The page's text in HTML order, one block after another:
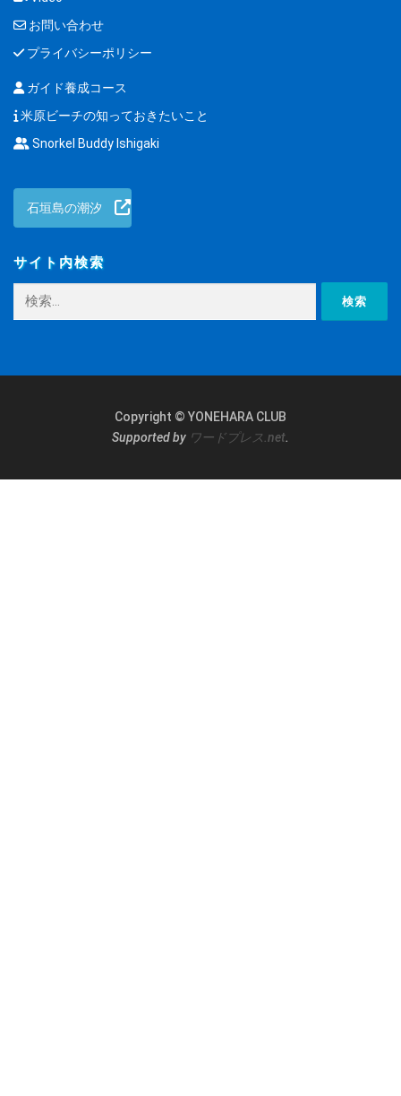
お問い合わせ
プライバシーポリシー
ガイド養成コース
米原ビーチの知っておきたいこと
Snorkel Buddy Ishigaki
石垣島の潮汐
サイト内検索
Copyright © YONEHARA CLUB
Supported by ワードプレス.net.